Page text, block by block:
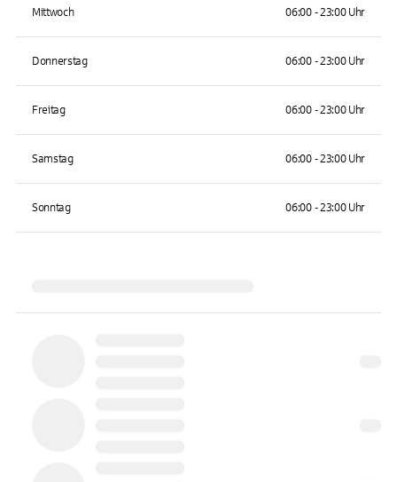
Mittwoch 06:00 - 23:00 Uhr
Donnerstag 06:00 - 23:00 Uhr
Freitag 06:00 - 23:00 Uhr
Samstag 06:00 - 23:00 Uhr
Sonntag 06:00 - 23:00 Uhr